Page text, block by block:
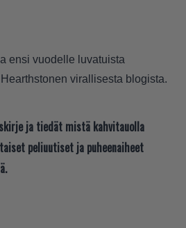
ensi vuodelle luvatuista
virallisesta blogista.
ja tiedät mistä kahvitauolla
peliuutiset ja puheenaiheet